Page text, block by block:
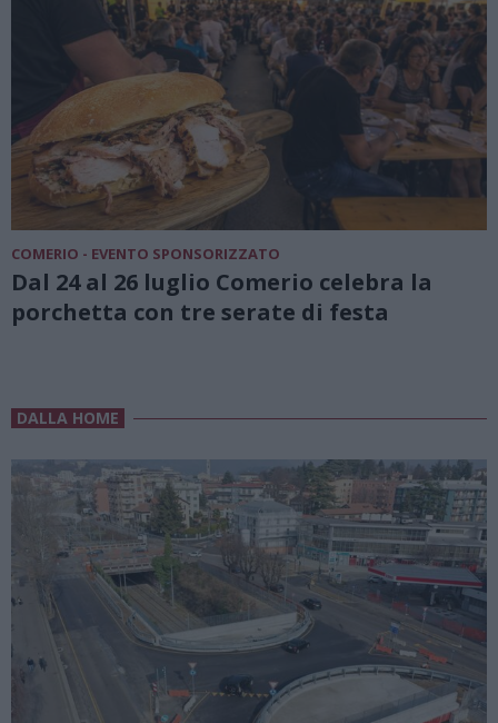
COMERIO - EVENTO SPONSORIZZATO
Dal 24 al 26 luglio Comerio celebra la
porchetta con tre serate di festa
DALLA HOME